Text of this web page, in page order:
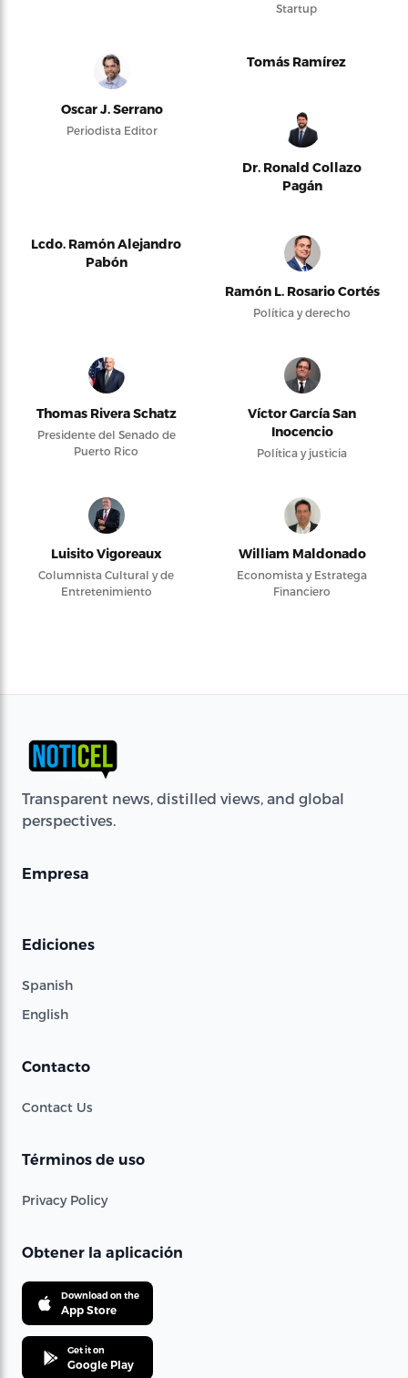
Startup
Oscar J. Serrano
Periodista Editor
Tomás Ramírez
Dr. Ronald Collazo
Pagán
Lcdo. Ramón Alejandro
Pabón
Ramón L. Rosario Cortés
Política y derecho
Thomas Rivera Schatz
Presidente del Senado de
Puerto Rico
Víctor García San
Inocencio
Política y justicia
Luisito Vigoreaux
Columnista Cultural y de
Entretenimiento
William Maldonado
Economista y Estratega
Financiero
Transparent news, distilled views, and global
perspectives.
Empresa
Ediciones
Spanish
English
Contacto
Contact Us
Términos de uso
Privacy Policy
Obtener la aplicación
Download on the
App Store
Get it on
Google Play